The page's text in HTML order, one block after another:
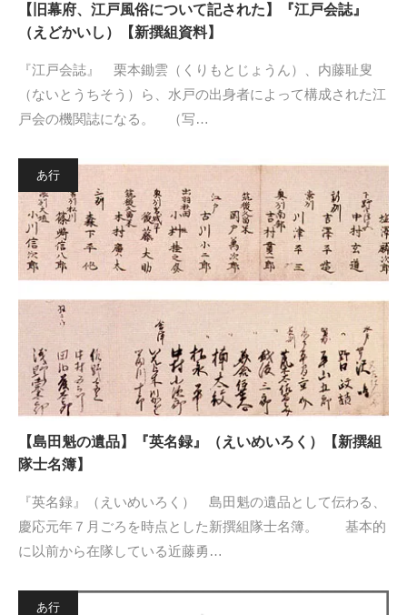
【旧幕府、江戸風俗について記された】『江戸会誌』
（えどかいし）【新撰組資料】
『江戸会誌』 栗本鋤雲（くりもとじょうん）、内藤耻叟
（ないとうちそう）ら、水戸の出身者によって構成された江
戸会の機関誌になる。 （写…
あ行
【島田魁の遺品】『英名録』（えいめいろく）【新撰組
隊士名簿】
『英名録』（えいめいろく） 島田魁の遺品として伝わる、
慶応元年７月ごろを時点とした新撰組隊士名簿。 基本的
に以前から在隊している近藤勇…
あ行